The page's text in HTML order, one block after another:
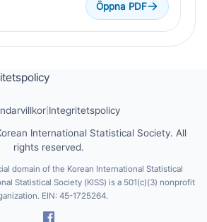
Öppna PDF
Integritetspolicy
International Statistical Society. All
rights reserved.
domain of the Korean International Statistical
Statistical Society (KISS) is a 501(c)(3) nonprofit
EIN: 45-1725264.